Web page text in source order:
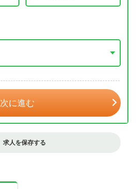
次に進む
求人を保存する